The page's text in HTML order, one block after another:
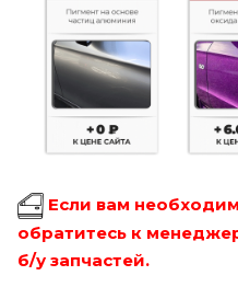
Если вам
обратитесь к
б/у запчастей.